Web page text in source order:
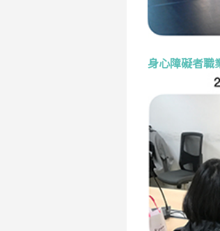
身心障礙者職